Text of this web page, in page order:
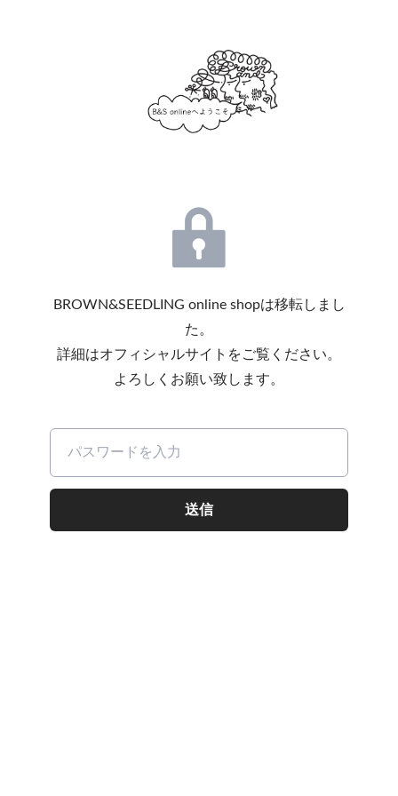
BROWN&SEEDLING online shopは移転しまし
た。
詳細はオフィシャルサイトをご覧ください。
よろしくお願い致します。